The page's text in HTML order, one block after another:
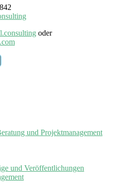
oder
und Projektmanagement
und Veröffentlichungen